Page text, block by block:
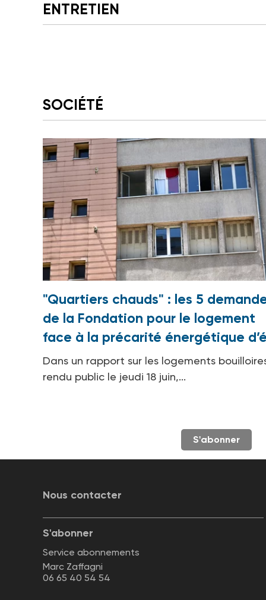
ENTRETIEN
SOCIÉTÉ
"Quartiers chauds" : les 5
de la Fondation pour le logement
face à la précarité énergétique
Dans un rapport sur les logements
rendu public le jeudi 18 juin,...
S'abonner
Nous contacter
S'abonner
Service abonnements
Marc Zaffagni
06 65 40 54 54